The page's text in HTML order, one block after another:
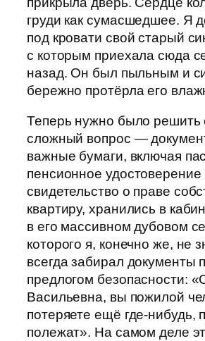
груди как сумасшедшее. Я
под кровати свой старый
с которым приехала сюда
назад. Он был пыльным и
бережно протёрла его
Теперь нужно было
сложный вопрос —
важные бумаги, включая
пенсионное удостоверение
свидетельство о праве
квартиру, хранились в
в его массивном дубовом
которого я, конечно же, не
всегда забирал документы
предлогом безопасности:
Васильевна, вы пожилой
потеряете ещё где-нибудь,
полежат». На самом деле